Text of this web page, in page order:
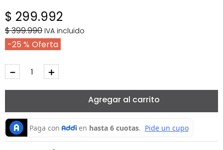
$ 299.992
$399.990 IVA incluido
25 %
＋
－
Agregar al carrito